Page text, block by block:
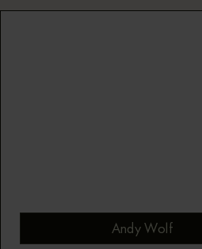
Andy Wolf